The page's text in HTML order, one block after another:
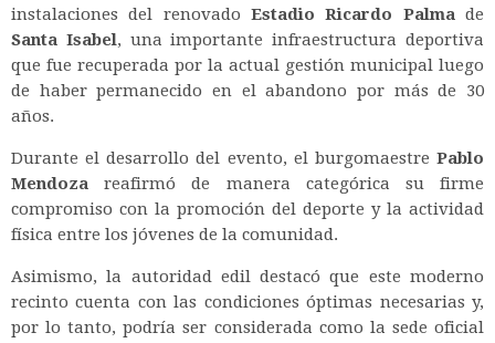
instalaciones del renovado Estadio Ricardo Palmade
Santa Isabel, una importante infraestructura deportiva
que fue recuperada por la actual gestión municipal luego
de haber permanecido en el abandono por más de 30
años.
Durante el desarrollo del evento, el burgomaestre Pablo
Mendoza reafirmó de manera categórica su firme
compromiso con la promoción del deporte y la actividad
física entre los jóvenes de la comunidad.
Asimismo, la autoridad edil destacó que este moderno
recinto cuenta con las condiciones óptimas necesarias y,
por lo tanto, podría ser considerada como la sede oficial